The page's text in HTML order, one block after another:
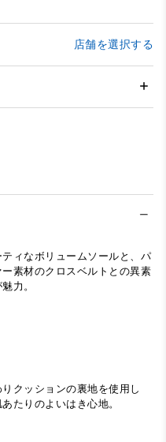
店舗を選択する
ティなボリュームソールと、パ
ー素材のクロスベルトとの異素
力。
クッションの裏地を使用し
たりのよいはき心地。